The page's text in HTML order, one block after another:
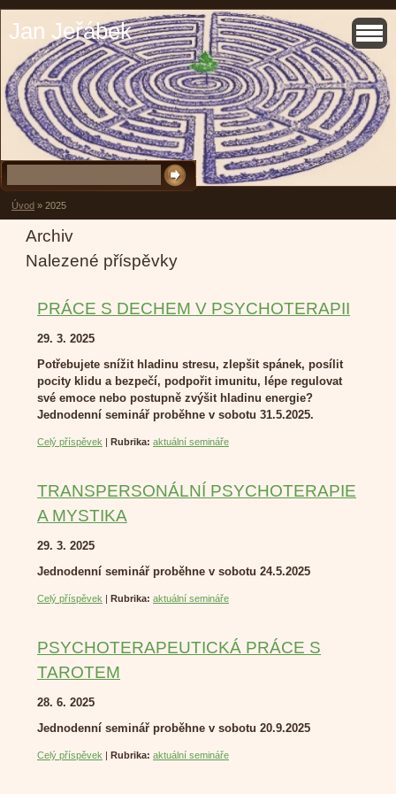
Jan Jeřábek
Úvod » 2025
Archiv
Nalezené příspěvky
PRÁCE S DECHEM V PSYCHOTERAPII
29. 3. 2025
Potřebujete snížit hladinu stresu, zlepšit spánek, posílit
pocity klidu a bezpečí, podpořit imunitu, lépe regulovat
své emoce nebo postupně zvýšit hladinu energie?
Jednodenní seminář proběhne v sobotu 31.5.2025.
Celý příspěvek | Rubrika: aktuální semináře
TRANSPERSONÁLNÍ PSYCHOTERAPIE
A MYSTIKA
29. 3. 2025
Jednodenní seminář proběhne v sobotu 24.5.2025
Celý příspěvek | Rubrika: aktuální semináře
PSYCHOTERAPEUTICKÁ PRÁCE S
TAROTEM
28. 6. 2025
Jednodenní seminář proběhne v sobotu 20.9.2025
Celý příspěvek | Rubrika: aktuální semináře